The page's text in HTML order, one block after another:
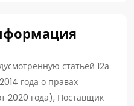
статьей 12а
года о правах
2020 года), Поставщик